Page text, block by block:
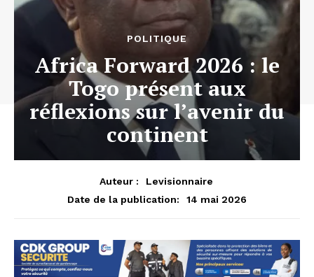
POLITIQUE
Africa Forward 2026 : le
Togo présent aux
réflexions sur l’avenir du
continent
Auteur :
Levisionnaire
Date de la publication:
14 mai 2026